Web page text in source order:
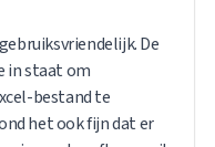
De
in staat om
bestand te
het ook fijn dat er